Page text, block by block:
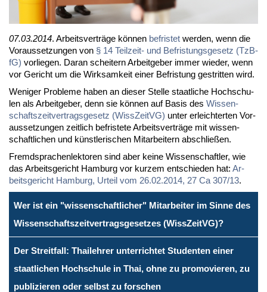
07.03.2014. Ar­beits­ver­trä­ge kön­nen be­fris­tet wer­den, wenn die
Vor­aus­set­zun­gen von § 14 Teil­zeit- und Be­fris­tungs­ge­setz (Tz­B­
fG) vor­lie­gen. Dar­an schei­tern Ar­beit­ge­ber im­mer wie­der, wenn
vor Ge­richt um die Wirk­sam­keit ei­ner Be­fris­tung ge­strit­ten wird.
We­ni­ger Pro­ble­me ha­ben an die­ser Stel­le staat­li­che Hoch­schu­
len als Ar­beit­ge­ber, denn sie kön­nen auf Ba­sis des Wis­sen­
schafts­zeit­ver­trags­ge­setz (Wiss­Zeit­VG) un­ter er­leich­ter­ten Vor­
aus­set­zun­gen zeit­lich be­fris­te­te Ar­beits­ver­trä­ge mit wis­sen­
schaft­li­chen und künst­le­ri­schen Mit­ar­bei­tern ab­schlie­ßen.
Fremd­spra­chen­lek­to­ren sind aber kei­ne Wis­sen­schaft­ler, wie
das Ar­beits­ge­richt Ham­burg vor kur­zem ent­schie­den hat: Ar­
beits­ge­richt Ham­burg, Ur­teil vom 26.02.2014, 27 Ca 307/13.
Wer ist ein "wissenschaftlicher" Mitarbeiter im Sinne des
Wissenschaftszeitvertragsgesetzes (WissZeitVG)?
Der Streitfall: Thailehrer unterrichtet Studenten einer
staatlichen Hochschule in Thai, ohne zu promovieren, zu
publizieren oder selbst zu forschen